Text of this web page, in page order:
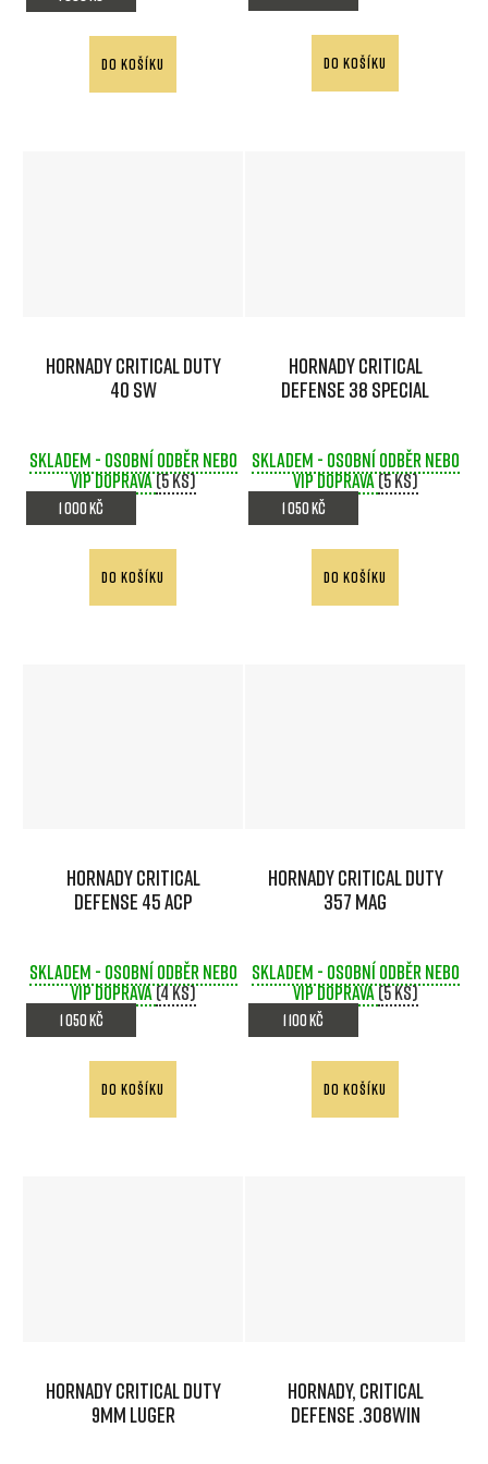
DO KOŠÍKU DO KOŠÍKU
Hornady Critical DUTY
40 SW
Skladem - osobní odběr nebo
VIP doprava(5 ks)
1 000 Kč
DO KOŠÍKU
Hornady Critical
Defense 38 SPECIAL
Skladem - osobní odběr nebo
VIP doprava(5 ks)
1 050 Kč
DO KOŠÍKU
Hornady Critical
Defense 45 ACP
Skladem - osobní odběr nebo
VIP doprava(4 ks)
1 050 Kč
DO KOŠÍKU
Hornady Critical DUTY
357 MAG
Skladem - osobní odběr nebo
VIP doprava(5 ks)
1 100 Kč
DO KOŠÍKU
Hornady Critical DUTY
9mm Luger
Hornady, Critical
Defense .308Win